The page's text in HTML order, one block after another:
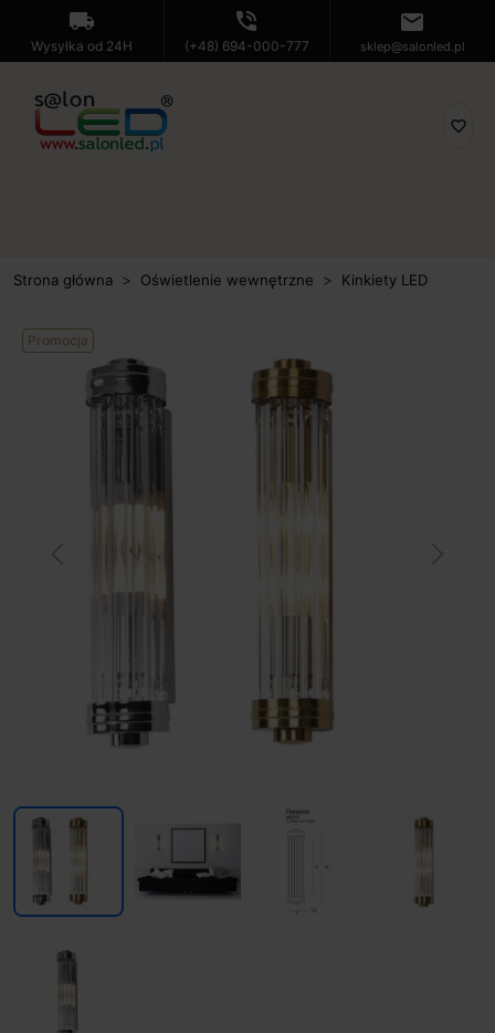
local_shipping
Wysyłka od 24H
phone_in_talk
(+48) 694-000-777
mail
sklep@salonled.pl
favorite_border
Strona główna Oświetlenie wewnętrzne Kinkiety LED
Promocja